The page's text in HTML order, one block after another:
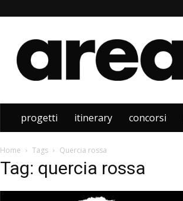
Area
progetti itinerary concorsi
Home Tags Quercia rossa
Tag: quercia rossa